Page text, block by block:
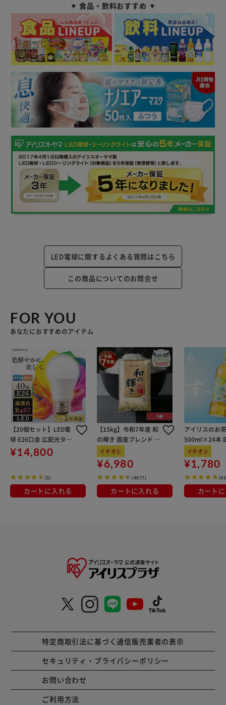
▼ 食品・飲料おすすめ ▼
LED電球に関するよくある質問はこちら
この商品についてのお問合せ
FOR YOU
あなたにおすすめのアイテム
【20個セット】LED電
球 E26口金 広配光タイ
プ 40W形相当 昼白色
高演色 LDA7N-G-4T5H
¥14,800
(3)
カートに入れる
【15kg】令和7年産 和
の輝き 国産ブレンド 5
kg×3袋
イチオシ
¥6,980
(4677)
カートに入れる
アイリスのお
500ml×24本
100％使用
イチオシ
¥1,780
カート
特定商取引法に基づく通信販売業者の表示
セキュリティ・プライバシーポリシー
お問い合わせ
ご利用方法